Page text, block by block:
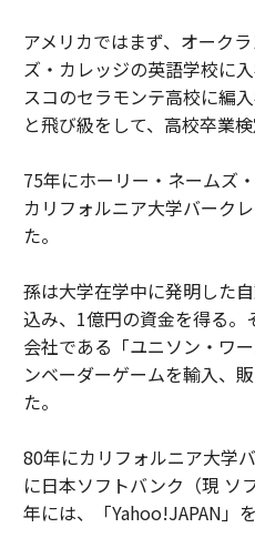
アメリカではまず、オーク
ズ・カレッジの英語学校に
スコのセラモンテ高校に編
と飛び級をして、高校卒業
75年にホーリー・ネームズ
カリフォルニア大学バーク
た。
孫は大学在学中に発明した
込み、1億円の資金を得る
会社である「ユニソン・ワ
ンベーダーゲームを輸入、
た。
80年にカリフォルニア大学
に日本ソフトバンク（現 ソ
年には、「Yahoo!JAPAN」